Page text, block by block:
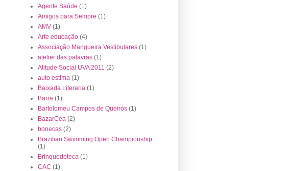
Agente Saúde (1)
Amigos para Sempre (1)
AMV (1)
Arte educação (4)
Associação Mangueira Vestibulares (1)
atelier das palavras (1)
Atitude Social UVA 2011 (2)
auto estima (1)
Baixada Literaria (1)
Barra (1)
Bartolomeu Campos de Queirós (1)
BazarCea (2)
bonecas (2)
Brazilian Swimming Open Championship
(1)
Brinquedoteca (1)
CAC (1)